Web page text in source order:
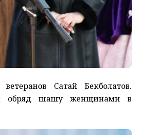
Сатай Бекболатов.
обряд шашу женщинами в